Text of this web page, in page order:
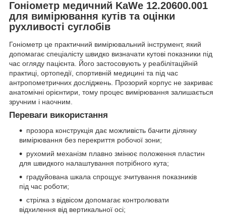
Гоніометр медичний KaWe 12.20600.001
для вимірювання кутів та оцінки
рухливості суглобів
Гоніометр це практичний вимірювальний інструмент, який
допомагає спеціалісту швидко визначати кутові показники під
час огляду пацієнта. Його застосовують у реабілітаційній
практиці, ортопедії, спортивній медицині та під час
антропометричних досліджень. Прозорий корпус не закриває
анатомічні орієнтири, тому процес вимірювання залишається
зручним і наочним.
Переваги використання
прозора конструкція дає можливість бачити ділянку
вимірювання без перекриття робочої зони;
рухомий механізм плавно змінює положення пластин
для швидкого налаштування потрібного кута;
градуйована шкала спрощує зчитування показників
під час роботи;
стрілка з відвісом допомагає контролювати
відхилення від вертикальної осі;